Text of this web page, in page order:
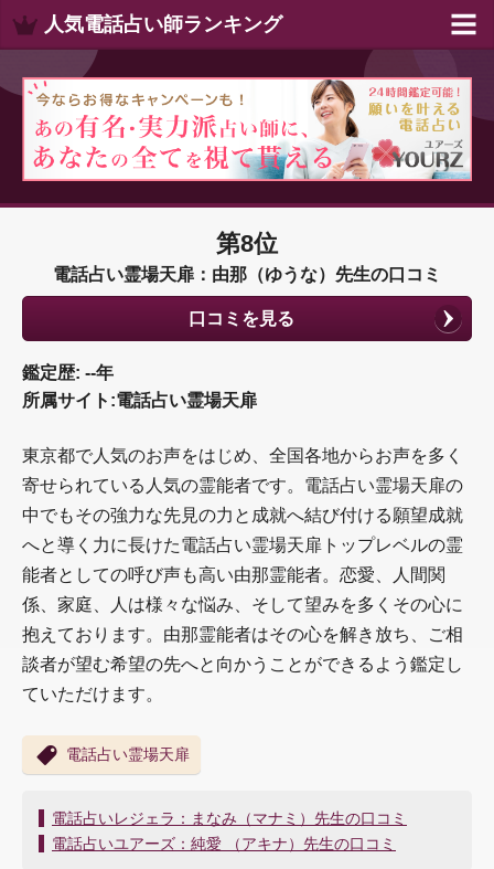
人気電話占い師ランキング
第8位
電話占い霊場天扉：由那（ゆうな）先生の口コミ
口コミを見る
鑑定歴: --年
所属サイト:電話占い霊場天扉
東京都で人気のお声をはじめ、全国各地からお声を多く
寄せられている人気の霊能者です。電話占い霊場天扉の
中でもその強力な先見の力と成就へ結び付ける願望成就
へと導く力に長けた電話占い霊場天扉トップレベルの霊
能者としての呼び声も高い由那霊能者。恋愛、人間関
係、家庭、人は様々な悩み、そして望みを多くその心に
抱えております。由那霊能者はその心を解き放ち、ご相
談者が望む希望の先へと向かうことができるよう鑑定し
ていただけます。
電話占い霊場天扉
投
稿
電話占いレジェラ：まなみ（マナミ）先生の口コミ
電話占いユアーズ：純愛 （アキナ）先生の口コミ